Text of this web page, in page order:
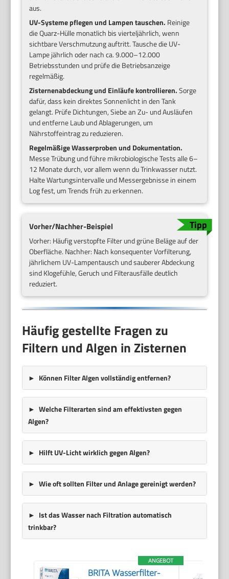
aus.
UV-Systeme pflegen und Lampen tauschen. Reinige
die Quarz-Hülle monatlich bis vierteljährlich, wenn
sichtbare Verschmutzung auftritt. Tausche die UV-
Lampe jährlich oder nach ca. 9.000–12.000
Betriebsstunden und prüfe die Betriebsanzeige
regelmäßig.
Zisternenabdeckung und Einläufe kontrollieren.Sorge
dafür, dass kein direktes Sonnenlicht in den Tank
gelangt. Prüfe Dichtungen, Siebe an Zu- und Ausläufen
und entferne Laub und Ablagerungen, um
Nährstoffeintrag zu reduzieren.
Regelmäßige Wasserproben und Dokumentation.
Messe Trübung und führe mikrobiologische Tests alle 6–
12 Monate durch, vor allem wenn du Trinkwasser nutzt.
Halte Wartungsintervalle und Messergebnisse in einem
Log fest, um Trends früh zu erkennen.
Vorher/Nachher-Beispiel
Vorher: Häufig verstopfte Filter und grüne Beläge auf der
Oberfläche. Nachher: Nach konsequenter Vorfilterung,
jährlichem UV-Lampentausch und sauberer Abdeckung
sind Klogefühle, Geruch und Filterausfälle deutlich
reduziert.
Häufig gestellte Fragen zu
Filtern und Algen in Zisternen
Können Filter Algen vollständig entfernen?
Welche Filterarten sind am effektivsten gegen
Algen?
Hilft UV-Licht wirklich gegen Algen?
Wie oft sollten Filter und Anlage gereinigt werden?
Ist das Wasser nach Filtration automatisch
trinkbar?
ANGEBOT
BRITA Wasserfilter-